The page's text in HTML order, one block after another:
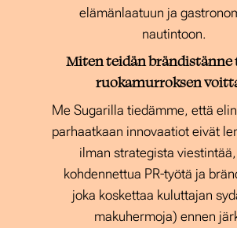
elämänlaatuun ja
nautintoon.
Miten teidän brändistänne
ruokamurroksen
Me Sugarilla tiedämme, että
parhaatkaan innovaatiot eivät
ilman strategista
kohdennettua PR-työtä ja
joka koskettaa kuluttajan
makuhermoja) ennen